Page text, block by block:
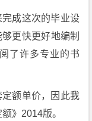
成这次的毕业设
更快更好地编制
了许多专业的书
额单价，因此我
》2014版。